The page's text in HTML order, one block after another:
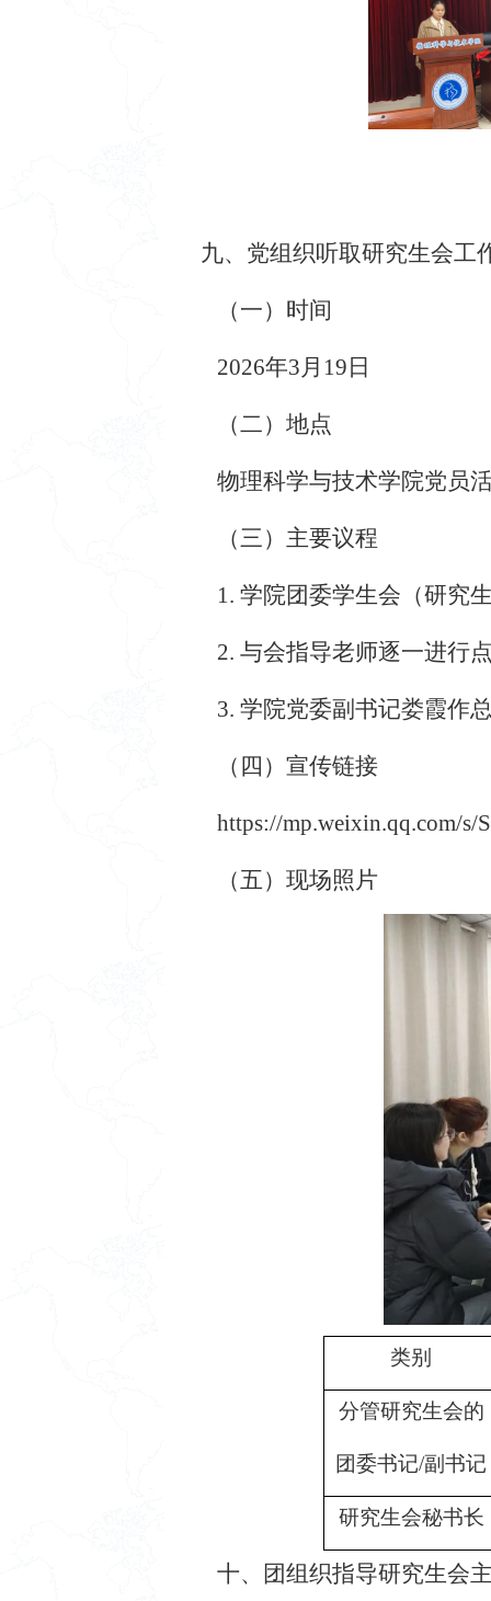
九、党组织听取研究生会工
（一）时间
2026年3月19日
（二）地点
物理科学与技术学院党员
（三）主要议程
1. 学院团委学生会（研究
2. 与会指导老师逐一进行
3. 学院党委副书记娄霞作
（四）宣传链接
https://mp.weixin.qq.com/s/
（五）现场照片
类别
分管研究生会的
团委书记/副书记
研究生会秘书长
十、 团组织指导研究生会